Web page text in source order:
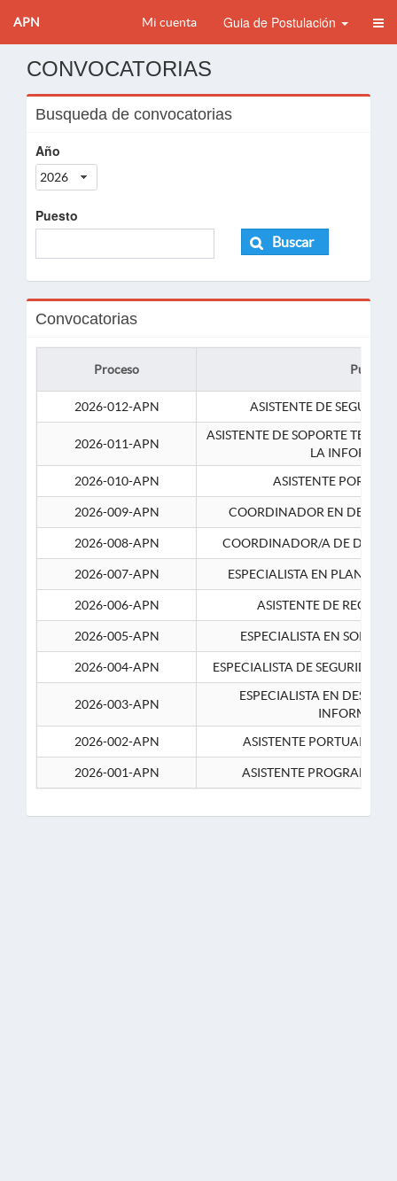
APN Mi cuenta Guia de Postulación
CONVOCATORIAS
Busqueda de convocatorias
Año
2026
Puesto
Buscar
Convocatorias
Proceso Puesto
2026-012-APN ASISTENTE DE
2026-011-APN
ASISTENTE DE SOPORTE
LA
2026-010-APN
ASISTENTE
2026-009-APN COORDINADOR EN
2026-008-APN COORDINADOR/A DE
2026-007-APN ESPECIALISTA EN
2026-006-APN ASISTENTE DE
2026-005-APN ESPECIALISTA EN
2026-004-APN ESPECIALISTA DE SEGURIDAD
2026-003-APN
ESPECIALISTA EN
2026-002-APN
ASISTENTE PORTUARIO 2-
2026-001-APN ASISTENTE